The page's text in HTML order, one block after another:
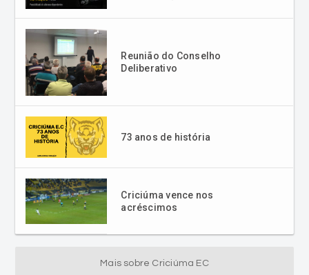
Reunião do Conselho
Deliberativo
73 anos de história
Criciúma vence nos
acréscimos
Mais sobre Criciúma EC